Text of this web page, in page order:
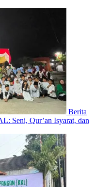
Berita
Seni, Qur’an Isyarat, dan